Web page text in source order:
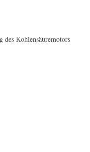
des Kohlensäuremotors